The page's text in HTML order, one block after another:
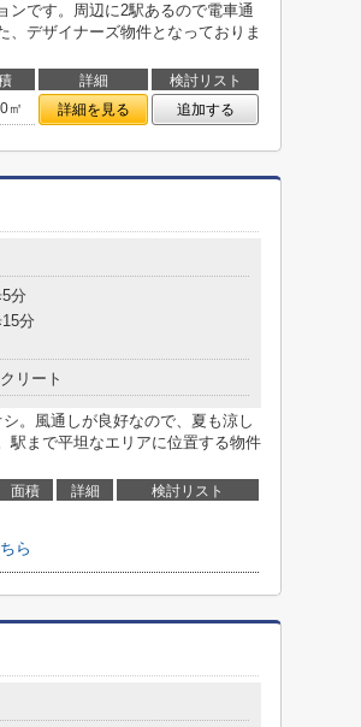
ンです。周辺に2駅あるので電車通
、デザイナーズ物件となっておりま
詳細
検討リスト
㎡ 詳細を見る 追加する
分
分
リート
。風通しが良好なので、夏も涼し
駅まで平坦なエリアに位置する物件
面積 詳細 検討リスト
ら